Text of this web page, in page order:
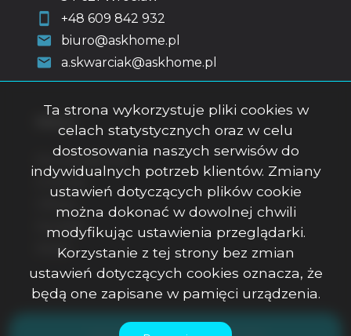
+48 609 842 932
biuro@askhome.pl
a.skwarciak@askhome.pl
Strona główna
O firmie
Kontakt
Rodo
Ta strona wykorzystuje pliki cookies w
celach statystycznych oraz w celu
dostosowania naszych serwisów do
indywidualnych potrzeb klientów. Zmiany
ustawień dotyczących plików cookie
można dokonać w dowolnej chwili
modyfikując ustawienia przeglądarki.
Korzystanie z tej strony bez zmian
ustawień dotyczących cookies oznacza, że
będą one zapisane w pamięci urządzenia.